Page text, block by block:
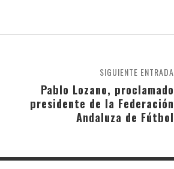
SIGUIENTE ENTRADA
Pablo Lozano, proclamado
presidente de la Federación
Andaluza de Fútbol